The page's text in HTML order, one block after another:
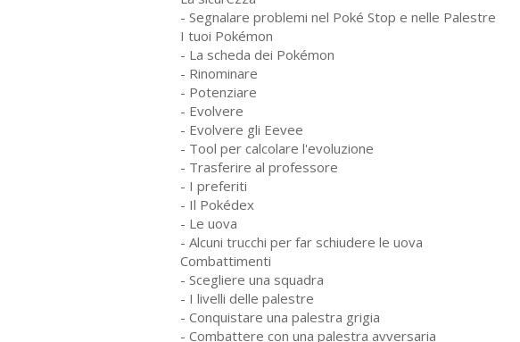
- Segnalare problemi nel Poké Stop e nelle Palestre
I tuoi Pokémon
- La scheda dei Pokémon
- Rinominare
- Potenziare
- Evolvere
- Evolvere gli Eevee
- Tool per calcolare l'evoluzione
- Trasferire al professore
- I preferiti
- Il Pokédex
- Le uova
- Alcuni trucchi per far schiudere le uova
Combattimenti
- Scegliere una squadra
- I livelli delle palestre
- Conquistare una palestra grigia
- Combattere con una palestra avversaria